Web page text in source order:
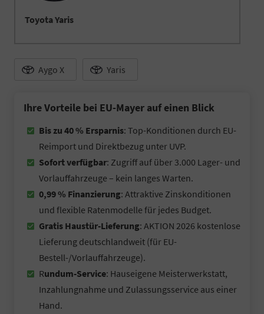
Toyota Yaris
Aygo X Yaris
Ihre Vorteile bei EU-Mayer auf einen Blick
Bis zu 40 % Ersparnis: Top-Konditionen durch EU-
Reimport und Direktbezug unter UVP.
Sofort verfügbar: Zugriff auf über 3.000 Lager- und
Vorlauffahrzeuge – kein langes Warten.
0,99 % Finanzierung: Attraktive Zinskonditionen
und flexible Ratenmodelle für jedes Budget.
Gratis Haustür-Lieferung: AKTION 2026 kostenlose
Lieferung deutschlandweit (für EU-
Bestell-/Vorlauffahrzeuge).
Rundum-Service: Hauseigene Meisterwerkstatt,
Inzahlungnahme und Zulassungsservice aus einer
Hand.